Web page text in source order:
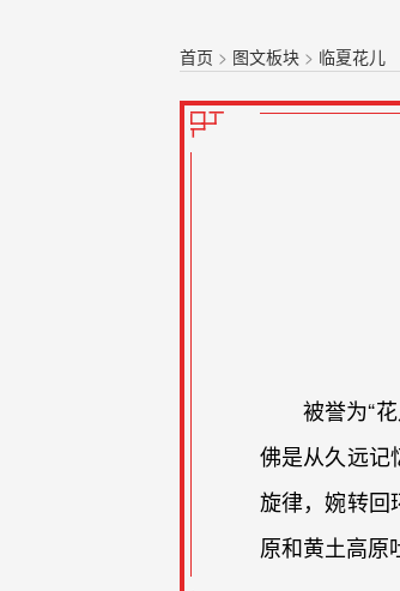
首页 > 图文板块 > 临夏花儿
被誉为“
佛是从久远记
旋律，婉转回
原和黄土高原